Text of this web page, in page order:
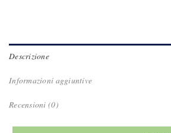
Descrizione
Informazioni aggiuntive
Recensioni (0)